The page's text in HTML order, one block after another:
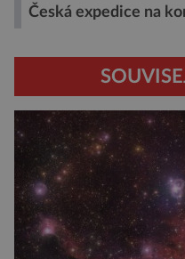
Česká expedice na